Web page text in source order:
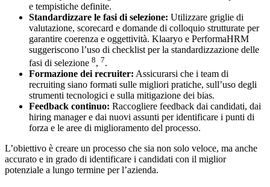
e tempistiche definite.
Standardizzare le fasi di selezione: Utilizzare griglie di
valutazione, scorecard e domande di colloquio strutturate per
garantire coerenza e oggettività. Klaaryo e PerformaHRM
suggeriscono l’uso di checklist per la standardizzazione delle
fasi di selezione 8, 7.
Formazione dei recruiter: Assicurarsi che i team di
recruiting siano formati sulle migliori pratiche, sull’uso degli
strumenti tecnologici e sulla mitigazione dei bias.
Feedback continuo: Raccogliere feedback dai candidati, dai
hiring manager e dai nuovi assunti per identificare i punti di
forza e le aree di miglioramento del processo.
L’obiettivo è creare un processo che sia non solo veloce, ma anche
accurato e in grado di identificare i candidati con il miglior
potenziale a lungo termine per l’azienda.